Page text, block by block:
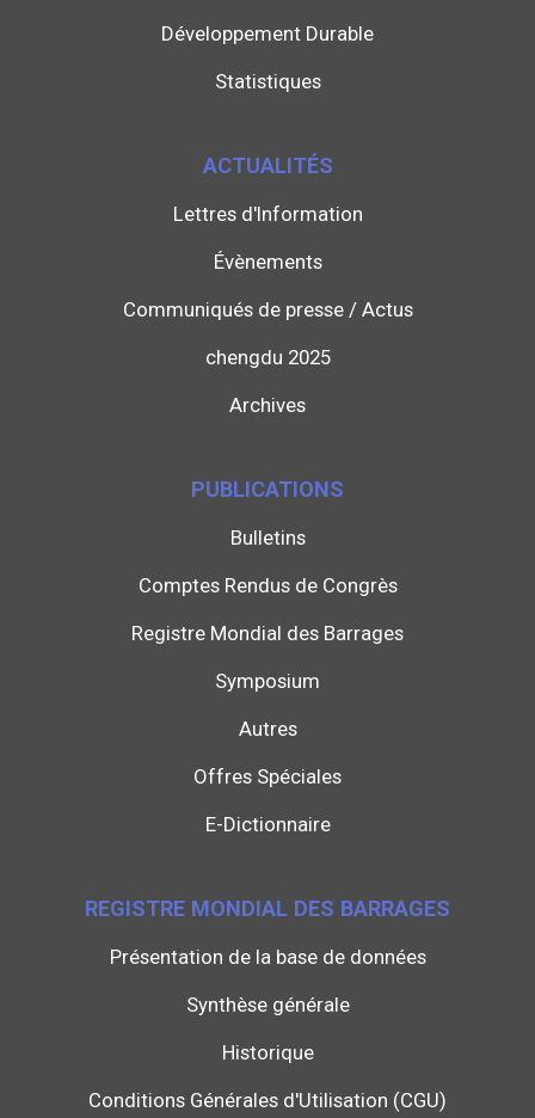
Développement Durable
Statistiques
ACTUALITÉS
Lettres d'Information
Évènements
Communiqués de presse / Actus
chengdu 2025
Archives
PUBLICATIONS
Bulletins
Comptes Rendus de Congrès
Registre Mondial des Barrages
Symposium
Autres
Offres Spéciales
E-Dictionnaire
REGISTRE MONDIAL DES BARRAGES
Présentation de la base de données
Synthèse générale
Historique
Conditions Générales d'Utilisation (CGU)